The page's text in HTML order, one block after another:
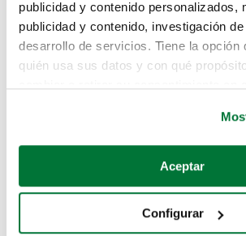
publicidad y contenido personalizados,
publicidad y contenido, investigación
desarrollo de servicios. Tiene la opción
quién usa sus datos y con qué
Si lo permite, también quisiéramos:
Recopilar información sobre su
Identificar su dispositivo
Aceptar
Configurar
te hemos traido hasta
Pero puedes encontrar el coche que
buscando en alguno de estos
Coches de segunda mano
Coches de km0